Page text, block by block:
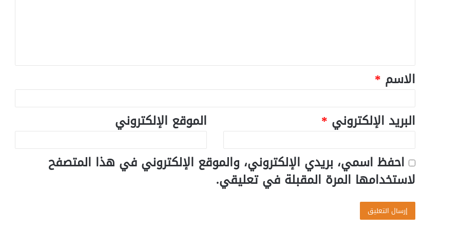
الاسم *
البريد الإلكتروني *
الموقع الإلكتروني
احفظ اسمي، بريدي الإلكتروني، والموقع الإلكتروني في هذا المتصفح
لاستخدامها المرة المقبلة في تعليقي.